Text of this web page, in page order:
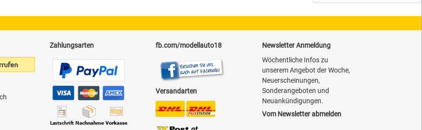
Zahlungsarten fb.com/modellauto18
Versandarten
Newsletter Anmeldung
Wöchentliche Infos zu
unserem Angebot der Woche,
Neuerscheinungen,
Sonderangeboten und
Neuankündigungen.
Vom Newsletter abmelden